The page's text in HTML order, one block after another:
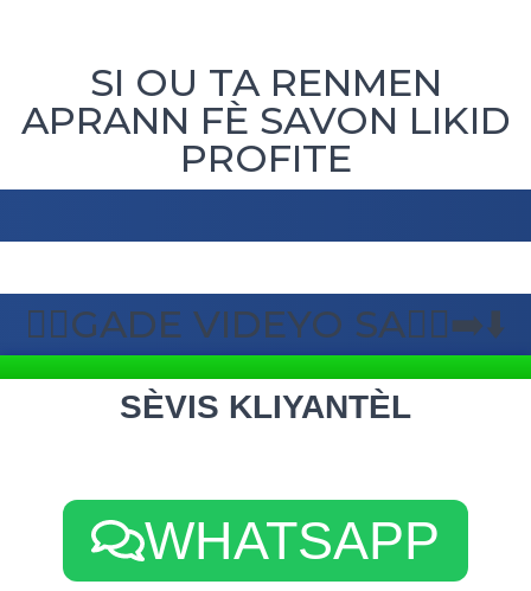
SI OU TA RENMEN
APRANN FÈ SAVON LIKID
PROFITE
🙋‍♂️GADE VIDEYO SA🏃‍♀️‍➡️⬇️
SÈVIS KLIYANTÈL
WHATSAPP